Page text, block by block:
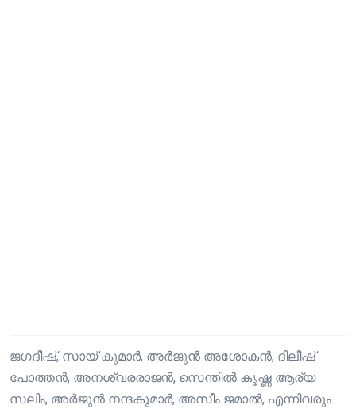
ജഗദീഷ്, സായ് കുമാര്‍, അര്‍ജുന്‍ അശോകന്‍, ദിലീഷ്
പോത്തന്‍, അനശ്വരരാജന്‍, സെന്തില്‍ കൃഷ്ണ ആര്യ
സലിം, അര്‍ജുന്‍ നന്ദകുമാര്‍, അസീം ജമാല്‍, എന്നിവരും